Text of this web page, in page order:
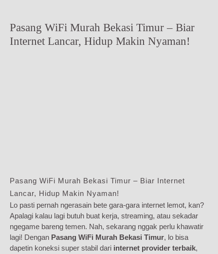
Pasang WiFi Murah Bekasi Timur – Biar
Internet Lancar, Hidup Makin Nyaman!
Pasang WiFi Murah Bekasi Timur – Biar Internet
Lancar, Hidup Makin Nyaman!
Lo pasti pernah ngerasain bete gara-gara internet lemot, kan?
Apalagi kalau lagi butuh buat kerja, streaming, atau sekadar
ngegame bareng temen. Nah, sekarang nggak perlu khawatir
lagi! Dengan Pasang WiFi Murah Bekasi Timur, lo bisa
dapetin koneksi super stabil dari internet provider terbaik,